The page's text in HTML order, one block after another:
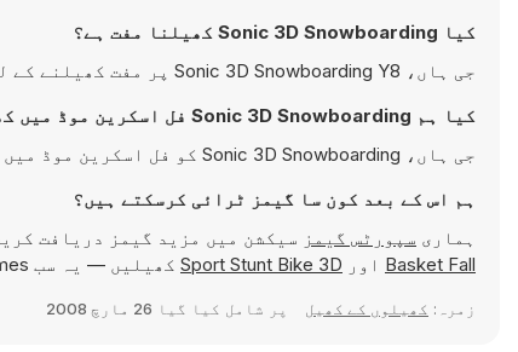
کیا Sonic 3D Snowboarding کھیلنا مفت ہے؟
جی ہاں، Sonic 3D Snowboarding Y8 پر مفت کھیلنے کے لیے دستیاب ہے اور براہِ راست آپ کے براؤزر میں چلتی ہے۔
کیا ہم Sonic 3D Snowboarding فل اسکرین موڈ میں کھیل سکتے ہیں؟
جی ہاں، Sonic 3D Snowboarding کو فل اسکرین موڈ میں کھیل کر زیادہ دلچسپ تجربہ حاصل کیا جا سکتا ہے۔
ہم اس کے بعد کون سا گیمز ٹرائی کرسکتے ہیں؟
ہماری سپورٹس گیمز سیکشن میں مزید گیمز دریافت
Basket Fall اور Sport Stunt Bike 3D کھیلیں — یہ سب Y8 Games پر ہر وقت کھیلنے کے لیے دستیاب ہیں۔
زمرہ: کھیلوں کے کھیل پر شامل کیا گیا 26 مارچ 2008